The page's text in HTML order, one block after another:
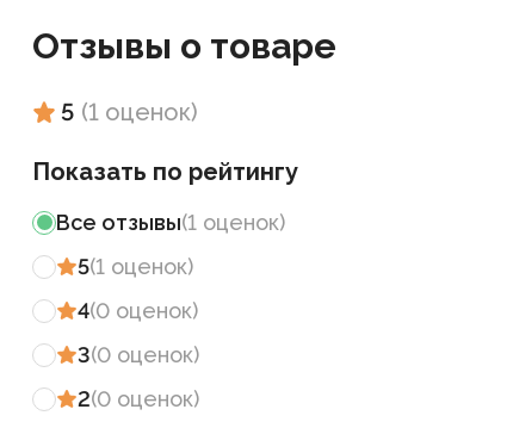
Отзывы о товаре
5 (1 оценок)
Показать по рейтингу
Все отзывы(1 оценок)
5(1 оценок)
4(0 оценок)
3(0 оценок)
2(0 оценок)